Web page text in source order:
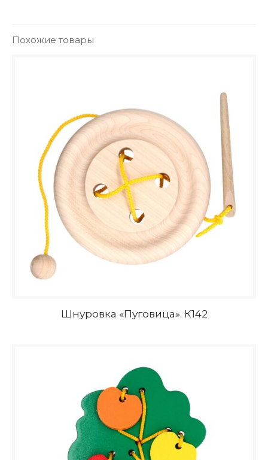
Похожие товары
Шнуровка «Пуговица». К142